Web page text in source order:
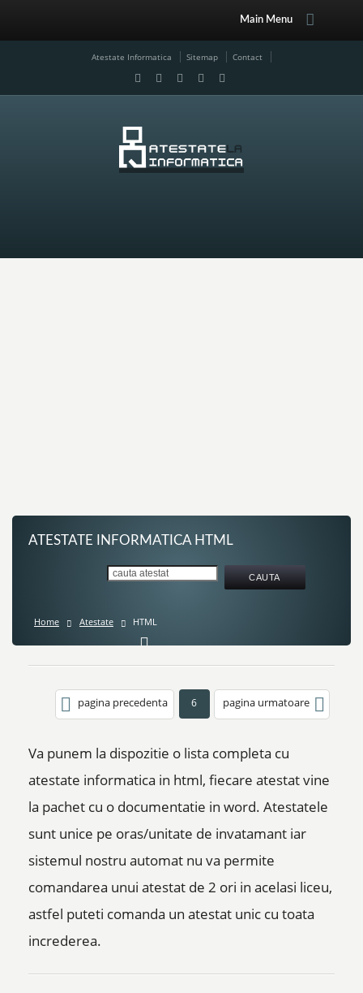
Main Menu
Atestate Informatica Sitemap Contact
ATESTATE INFORMATICA HTML
Home Atestate HTML
pagina precedenta 6 pagina urmatoare
Va punem la dispozitie o lista completa cu
atestate informatica in html, fiecare atestat vine
la pachet cu o documentatie in word. Atestatele
sunt unice pe oras/unitate de invatamant iar
sistemul nostru automat nu va permite
comandarea unui atestat de 2 ori in acelasi liceu,
astfel puteti comanda un atestat unic cu toata
increderea.